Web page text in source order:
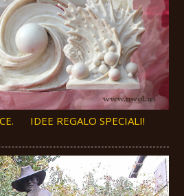
IDEE REGALO SPECIALI!